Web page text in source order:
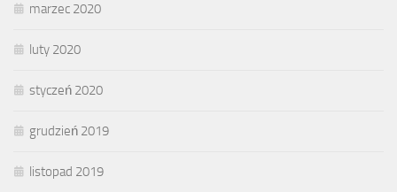
marzec 2020
luty 2020
styczeń 2020
grudzień 2019
listopad 2019